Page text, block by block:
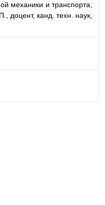
механики и транспорта,
доцент, канд. техн. наук,